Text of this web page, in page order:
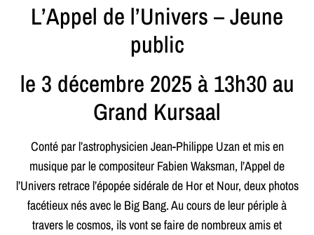
L’Appel de l’Univers – Jeune
public
le 3 décembre 2025 à 13h30 au
Grand Kursaal
Conté par l’astrophysicien Jean-Philippe Uzan et mis en
musique par le compositeur Fabien Waksman, l’Appel de
l’Univers retrace l’épopée sidérale de Hor et Nour, deux photos
facétieux nés avec le Big Bang. Au cours de leur périple à
travers le cosmos, ils vont se faire de nombreux amis et